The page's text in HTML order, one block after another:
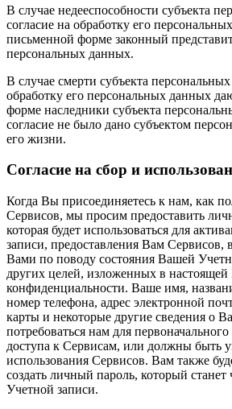
В случае недееспособности субъекта
согласие на обработку его
письменной форме законный
персональных данных.
В случае смерти субъекта
обработку его персональных данных
форме наследники субъекта
согласие не было дано субъектом
его жизни.
Согласие на сбор и
Когда Вы присоединяетесь к нам, как
Сервисов, мы просим предоставить
которая будет использоваться для
записи, предоставления Вам Сервисов,
Вами по поводу состояния Вашей
других целей, изложенных в
конфиденциальности. Ваше имя,
номер телефона, адрес электронной
карты и некоторые другие сведения о
потребоваться нам для
доступа к Сервисам, или должны быть
использования Сервисов. Вам также
создать личный пароль, который
Учетной записи.